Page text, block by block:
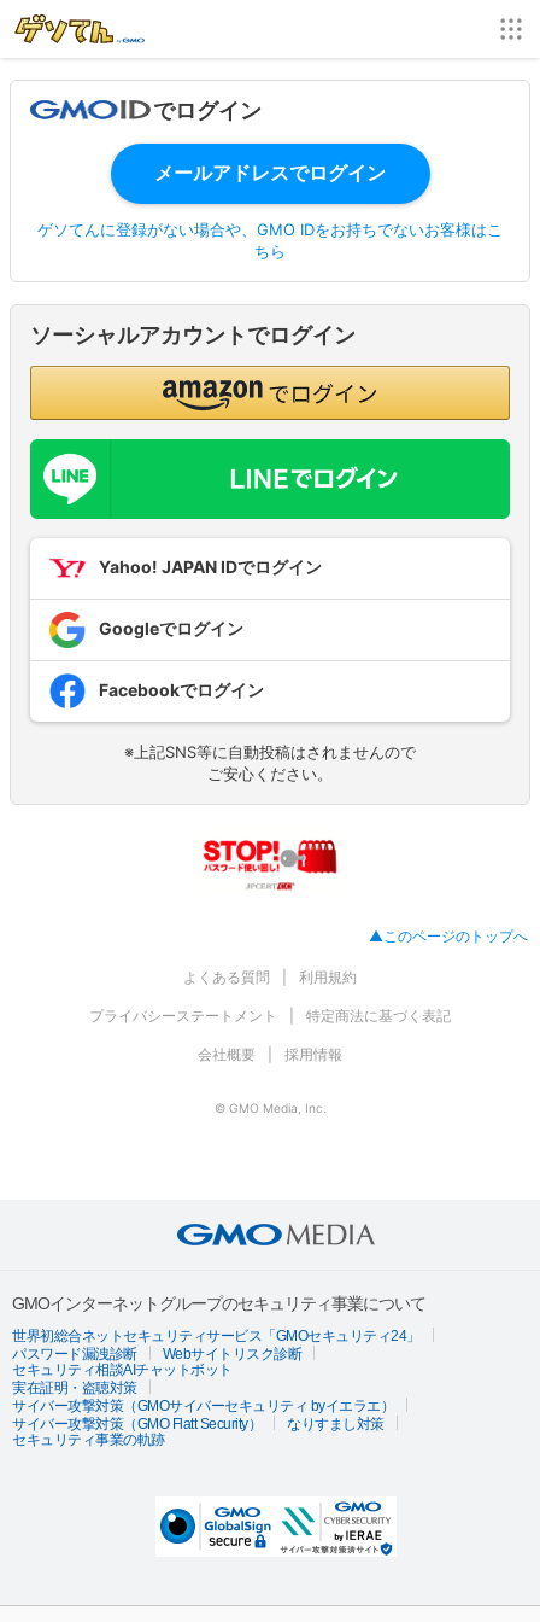
でログイン
ゲソてんに登録がない場合や、GMO IDをお持ちでないお客様はこ
ちら
ソーシャルアカウントでログイン
Yahoo! JAPAN IDでログイン
Googleでログイン
Facebookでログイン
※上記SNS等に自動投稿はされませんので
ご安心ください。
▲このページのトップへ
よくある質問 利用規約
プライバシーステートメント 特定商法に基づく表記
会社概要 採用情報
© GMO Media, Inc.
GMOインターネットグループのセキュリティ事業について
世界初総合ネットセキュリティサービス「GMOセキュリティ24」
パスワード漏洩診断
Webサイトリスク診断
セキュリティ相談AIチャットボット
実在証明・盗聴対策
サイバー攻撃対策（GMOサイバーセキュリティ byイエラエ）
サイバー攻撃対策（GMO Flatt Security）
なりすまし対策
セキュリティ事業の軌跡